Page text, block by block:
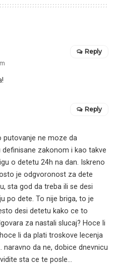
Reply
putovanje ne moze da
zakonom i kao takve
o detetu 24h na dan. Iskreno
je odgvoronost za dete
sta god da treba ili se desi
po dete. To nije briga, to je
desi detetu kako ce to
za nastali slucaj? Hoce li
li da plati troskove lecenja
naravno da ne, dobice dnevnicu
sta ce te posle…
Reply